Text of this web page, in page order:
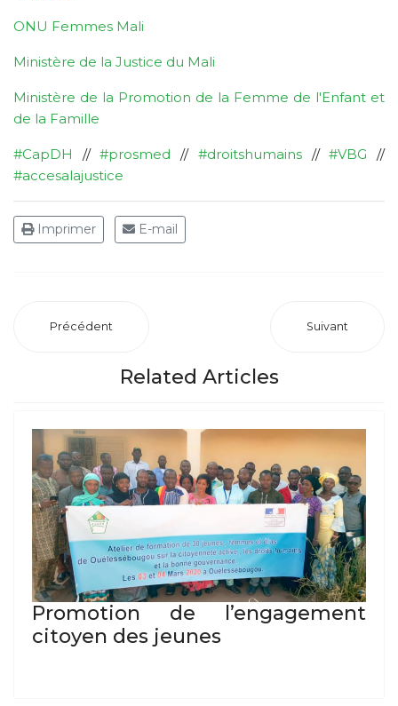
ONU Femmes Mali
Ministère de la Justice du Mali
Ministère de la Promotion de la Femme de l'Enfant et
de la Famille
#CapDH //#prosmed // #droitshumains//#VBG //
#accesalajustice
Imprimer E-mail
Précédent Suivant
Related Articles
Promotion de l’engagement
citoyen des jeunes